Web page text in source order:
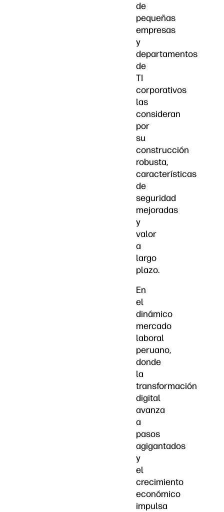
de
pequeñas
empresas
y
departamentos
de
TI
corporativos
las
consideran
por
su
construcción
robusta,
características
de
seguridad
mejoradas
y
valor
a
largo
plazo.
En
el
dinámico
mercado
laboral
peruano,
donde
la
transformación
digital
avanza
a
pasos
agigantados
y
el
crecimiento
económico
impulsa